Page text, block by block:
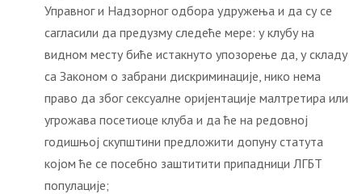
Управног и Надзорног одбора удружења и да су се
сагласили да предузму следеће мере: у клубу на
видном месту биће истакнуто упозорење да, у складу
са Законом о забрани дискриминације, нико нема
право да због сексуалне оријентације малтретира или
угрожава посетиоце клуба и да ће на редовној
годишњој скупштини предложити допуну статута
којом ће се посебно заштитити припадници ЛГБТ
популације;